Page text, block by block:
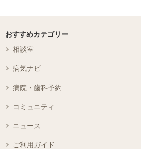
おすすめカテゴリー
相談室
病気ナビ
病院・歯科予約
コミュニティ
ニュース
ご利用ガイド